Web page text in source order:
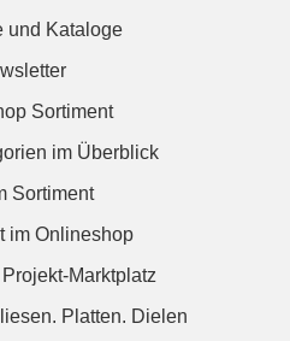
und Kataloge
Sortiment
im Überblick
Sortiment
im Onlineshop
Marktplatz
Platten. Dielen